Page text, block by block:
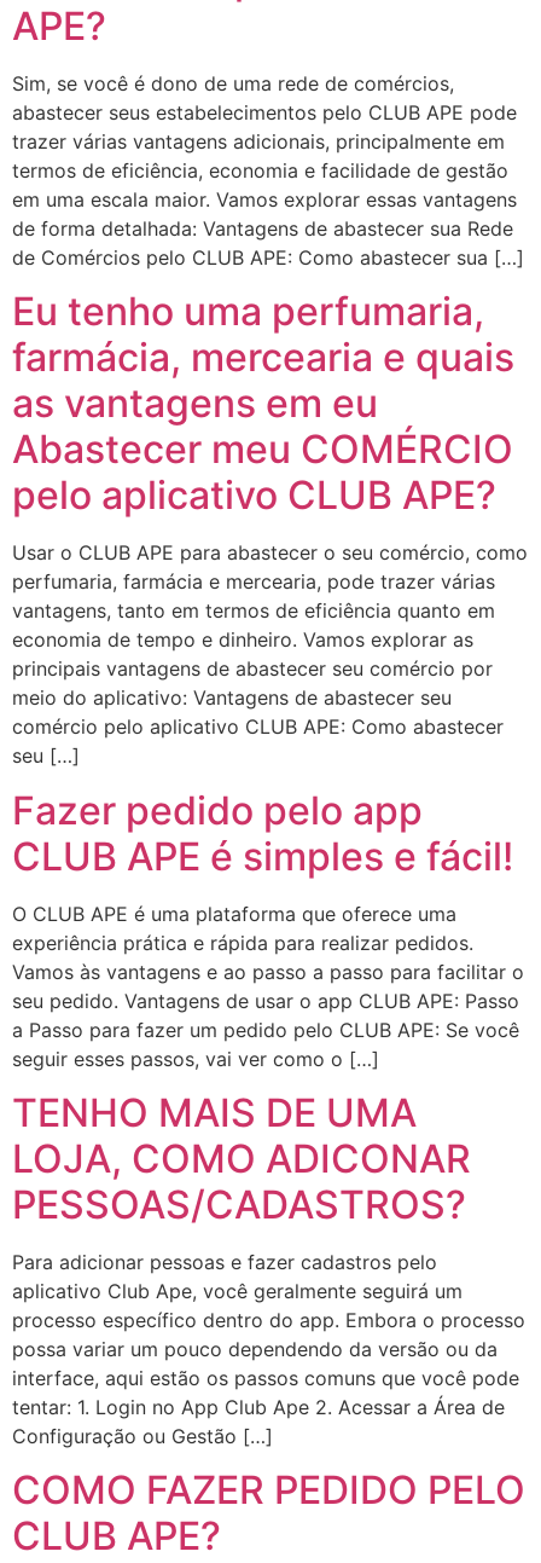
APE?
Sim, se você é dono de uma rede de comércios,
abastecer seus estabelecimentos pelo CLUB APE pode
trazer várias vantagens adicionais, principalmente em
termos de eficiência, economia e facilidade de gestão
em uma escala maior. Vamos explorar essas vantagens
de forma detalhada: Vantagens de abastecer sua Rede
de Comércios pelo CLUB APE: Como abastecer sua […]
Eu tenho uma perfumaria,
farmácia, mercearia e quais
as vantagens em eu
Abastecer meu COMÉRCIO
pelo aplicativo CLUB APE?
Usar o CLUB APE para abastecer o seu comércio, como
perfumaria, farmácia e mercearia, pode trazer várias
vantagens, tanto em termos de eficiência quanto em
economia de tempo e dinheiro. Vamos explorar as
principais vantagens de abastecer seu comércio por
meio do aplicativo: Vantagens de abastecer seu
comércio pelo aplicativo CLUB APE: Como abastecer
seu […]
Fazer pedido pelo app
CLUB APE é simples e fácil!
O CLUB APE é uma plataforma que oferece uma
experiência prática e rápida para realizar pedidos.
Vamos às vantagens e ao passo a passo para facilitar o
seu pedido. Vantagens de usar o app CLUB APE: Passo
a Passo para fazer um pedido pelo CLUB APE: Se você
seguir esses passos, vai ver como o […]
TENHO MAIS DE UMA
LOJA, COMO ADICONAR
PESSOAS/CADASTROS?
Para adicionar pessoas e fazer cadastros pelo
aplicativo Club Ape, você geralmente seguirá um
processo específico dentro do app. Embora o processo
possa variar um pouco dependendo da versão ou da
interface, aqui estão os passos comuns que você pode
tentar: 1. Login no App Club Ape 2. Acessar a Área de
Configuração ou Gestão […]
COMO FAZER PEDIDO PELO
CLUB APE?